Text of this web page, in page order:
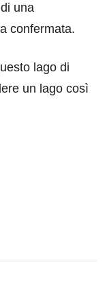
una
confermata.
lago di
un lago così